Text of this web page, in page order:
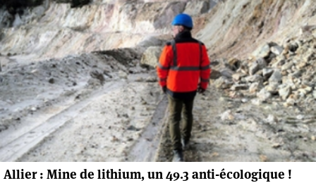
Allier : Mine de lithium, un 49.3 anti-écologique !